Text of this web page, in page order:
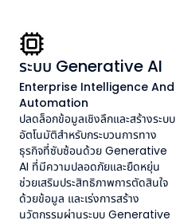
ระบบ Generative AI
Enterprise Intelligence And
Automation
ปลดล็อกข้อมูลเชิงลึกและสร้างระบบ
อัตโนมัติสำหรับกระบวนการทาง
ธุรกิจที่ซับซ้อนด้วย Generative
AI ที่มีความปลอดภัยและยืดหยุ่น
ช่วยเสริมประสิทธิภาพการตัดสินใจ
ด้วยข้อมูล และเร่งการสร้าง
นวัตกรรมผ่านระบบ Generative